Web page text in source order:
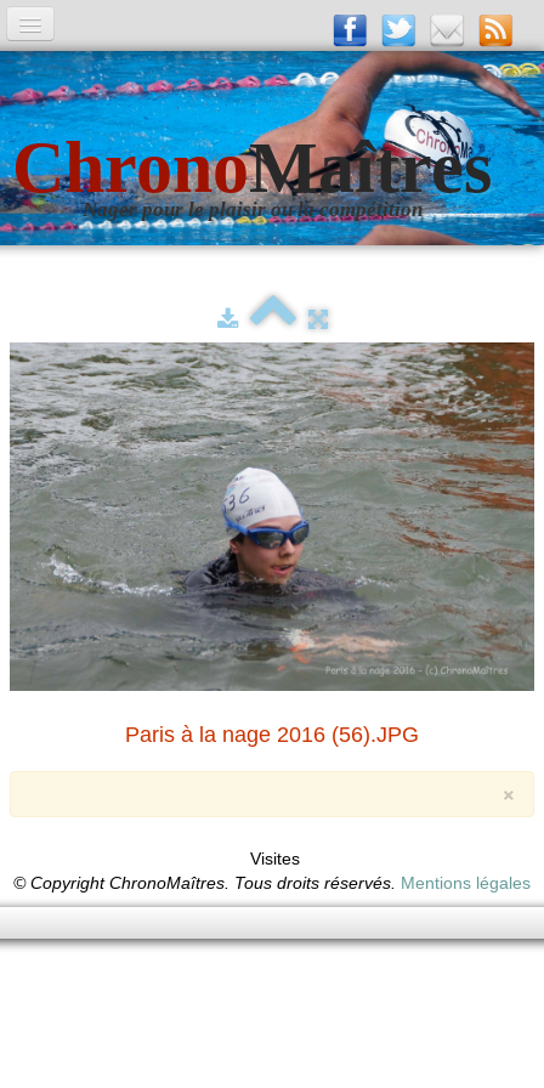
A la Une
Entrainements
La revue
Les numéros
Photos▼
Evènements▼
Livre d'Or
ChronoMaîtres
Nager pour le plaisir ou la compétition
Paris à la nage 2016 (56).JPG
×
Visites
© Copyright ChronoMaîtres. Tous droits réservés. Mentions légales